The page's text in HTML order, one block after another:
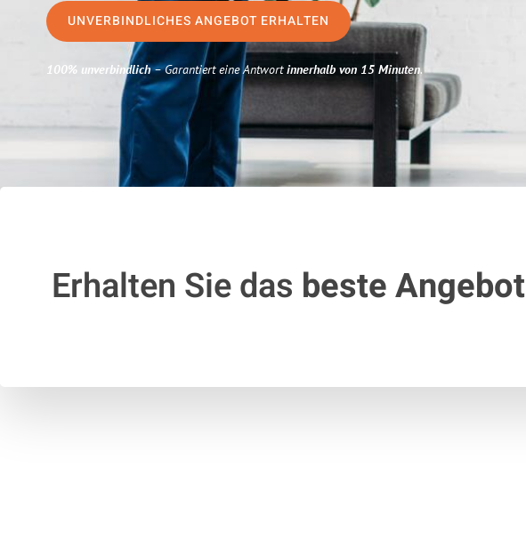
UNVERBINDLICHES ANGEBOT ERHALTEN
100% unverbindlich– Garantiert eine Antwortinnerhalb von 15 Minuten.
Erhalten Sie das beste Angebot